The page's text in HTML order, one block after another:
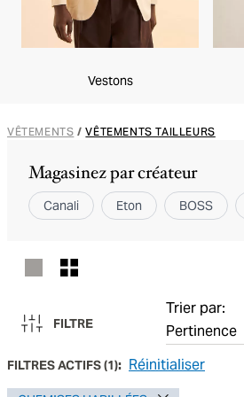
Vestons
VÊTEMENTS / VÊTEMENTS TAILLEURS
Magasinez par créateur
Canali Eton BOSS
FILTRE
Trier par:
FILTRES ACTIFS(1): Réinitialiser